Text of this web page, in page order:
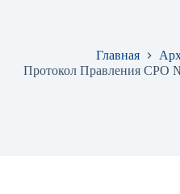
Главная
Протокол Правления СРО